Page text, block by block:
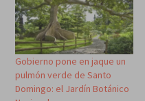
Gobierno pone en jaque un
pulmón verde de Santo
Domingo: el Jardín Botánico